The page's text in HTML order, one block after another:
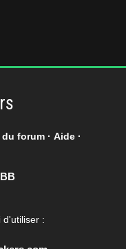
forum· Aide·
d'utiliser :